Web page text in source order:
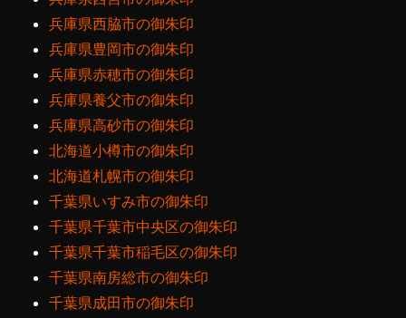
兵庫県西脇市の御朱印
兵庫県豊岡市の御朱印
兵庫県赤穂市の御朱印
兵庫県養父市の御朱印
兵庫県高砂市の御朱印
北海道小樽市の御朱印
北海道札幌市の御朱印
千葉県いすみ市の御朱印
千葉県千葉市中央区の御朱印
千葉県千葉市稲毛区の御朱印
千葉県南房総市の御朱印
千葉県成田市の御朱印